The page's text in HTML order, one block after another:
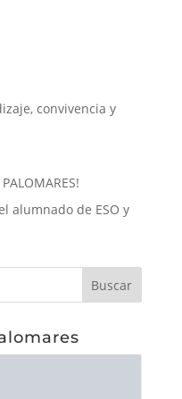
convivencia y
alumnado de ESO y